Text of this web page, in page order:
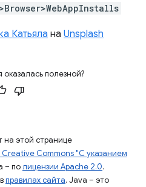
Катьяла на Unsplash
полезной?
на этой странице
Creative Commons "С указанием
– полицензии Apache 2.0.
правилах сайта. Java – это